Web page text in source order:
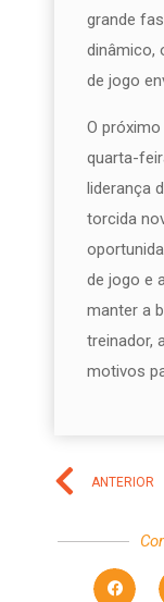
grande
dinâmico,
de jogo
O
quarta-
liderança
torcida
de jogo e
manter a
treinador,
motivos
ANTERIOR